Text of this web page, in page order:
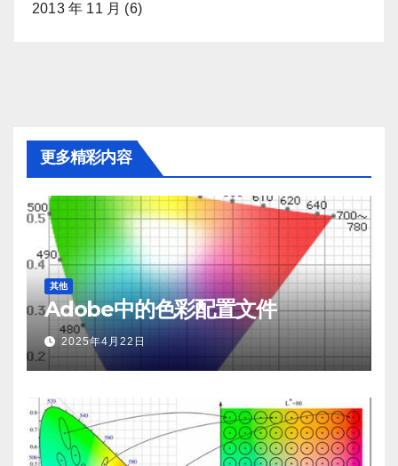
2013 年 11 月 (6)
更多精彩内容
其他
Adobe中的色彩配置文件
2025年4月22日